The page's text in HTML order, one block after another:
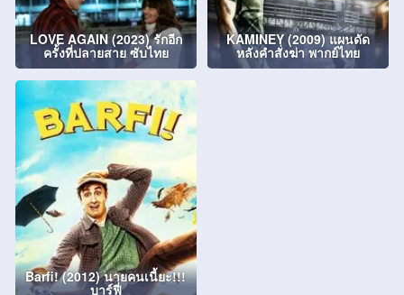
LOVE AGAIN (2023) รักอีก
ครั้งที่ปลายสาย ซับไทย
KAMINEY (2009) แผนดัด
หลังคำสั่งฆ่า พากย์ไทย
Barfi! (2012) นายคนเนี้ยะ!!!
บาร์ฟี่